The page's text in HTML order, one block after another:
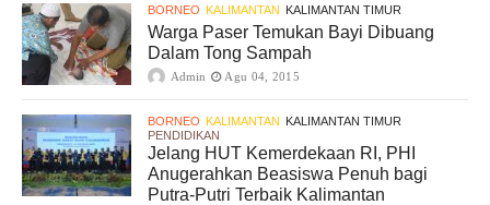
BORNEO KALIMANTAN KALIMANTAN TIMUR
Warga Paser Temukan Bayi Dibuang
Dalam Tong Sampah
Admin Agu 04, 2015
BORNEO KALIMANTAN KALIMANTAN TIMUR
PENDIDIKAN
Jelang HUT Kemerdekaan RI, PHI
Anugerahkan Beasiswa Penuh bagi
Putra-Putri Terbaik Kalimantan